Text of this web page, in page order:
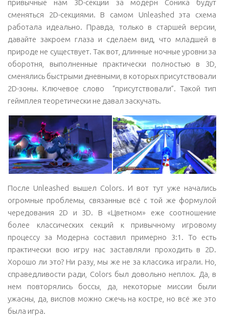
привычные нам 3D-секции за модерн Соника будут
сменяться 2D-секциями. В самом Unleashed эта схема
работала идеально. Правда, только в старшей версии,
давайте закроем глаза и сделаем вид, что младшей в
природе не существует. Так вот, длинные ночные уровни за
оборотня, выполненные практически полностью в 3D,
сменялись быстрыми дневными, в которых присутствовали
2D-зоны. Ключевое слово “присутствовали”. Такой тип
геймплея теоретически не давал заскучать.
После Unleashed вышел Colors. И вот тут уже начались
огромные проблемы, связанные всё с той же формулой
чередования 2D и 3D. В «Цветном» еже соотношение
более классических секций к привычному игровому
процессу за Модерна составил примерно 3:1. То есть
практически всю игру нас заставляли проходить в 2D.
Хорошо ли это? Ни разу, мы же не за классика играли. Но,
справедливости ради, Colors был довольно неплох. Да, в
нем повторялись боссы, да, некоторые миссии были
ужасны, да, виспов можно сжечь на костре, но всё же это
была игра.